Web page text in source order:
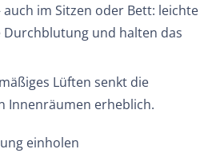
im Sitzen oder Bett: leichte
und halten das
Lüften senkt die
Innenräumen erheblich.
einholen